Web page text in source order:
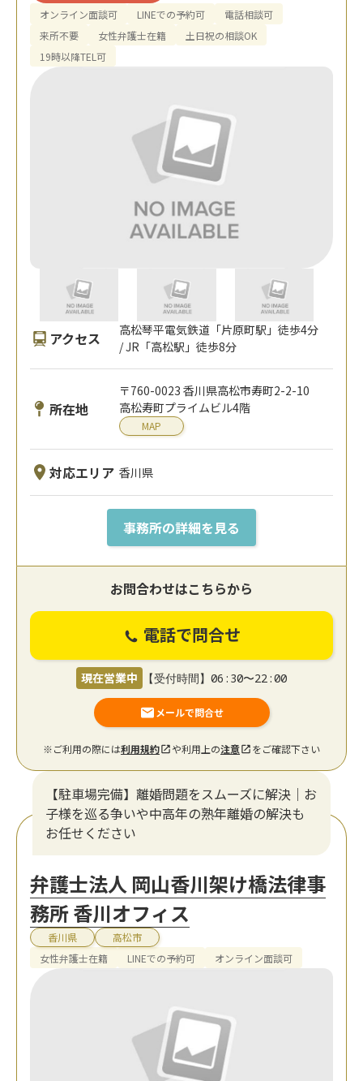
オンライン面談可 LINEでの予約可
電話相談可
来所不要
女性弁護士在籍
土日祝の相談OK
19時以降TEL可
アクセス
高松琴平電気鉄道「片原町駅」徒歩4分
/ JR「高松駅」徒歩8分
所在地
〒760-0023 香川県高松市寿町2-2-10
高松寿町プライムビル4階
MAP
対応エリア 香川県
事務所の詳細を見る
お問合わせはこちらから
電話で問合せ
現在営業中 【受付時間】06:30〜22:00
メールで問合せ
※ご利用の際には利用規約 や利用上の注意 をご確認下さい
【駐車場完備】離婚問題をスムーズに解決｜お
子様を巡る争いや中高年の熟年離婚の解決も
お任せください
弁護士法人 岡山香川架け橋法律事
務所 香川オフィス
香川県
高松市
女性弁護士在籍
LINEでの予約可 オンライン面談可